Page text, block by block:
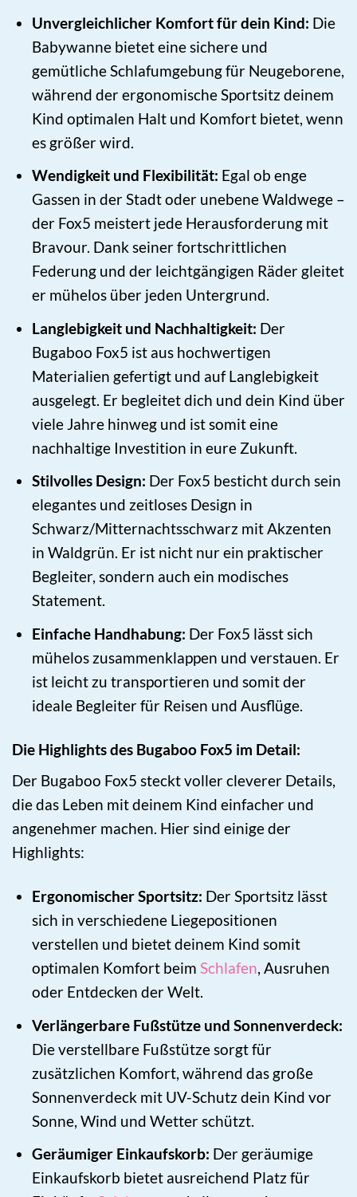
Unvergleichlicher Komfort für dein Kind: Die
Babywanne bietet eine sichere und
gemütliche Schlafumgebung für Neugeborene,
während der ergonomische Sportsitz deinem
Kind optimalen Halt und Komfort bietet, wenn
es größer wird.
Wendigkeit und Flexibilität: Egal ob enge
Gassen in der Stadt oder unebene Waldwege –
der Fox5 meistert jede Herausforderung mit
Bravour. Dank seiner fortschrittlichen
Federung und der leichtgängigen Räder gleitet
er mühelos über jeden Untergrund.
Langlebigkeit und Nachhaltigkeit: Der
Bugaboo Fox5 ist aus hochwertigen
Materialien gefertigt und auf Langlebigkeit
ausgelegt. Er begleitet dich und dein Kind über
viele Jahre hinweg und ist somit eine
nachhaltige Investition in eure Zukunft.
Stilvolles Design: Der Fox5 besticht durch sein
elegantes und zeitloses Design in
Schwarz/Mitternachtsschwarz mit Akzenten
in Waldgrün. Er ist nicht nur ein praktischer
Begleiter, sondern auch ein modisches
Statement.
Einfache Handhabung: Der Fox5 lässt sich
mühelos zusammenklappen und verstauen. Er
ist leicht zu transportieren und somit der
ideale Begleiter für Reisen und Ausflüge.
Die Highlights des Bugaboo Fox5 im Detail:
Der Bugaboo Fox5 steckt voller cleverer Details,
die das Leben mit deinem Kind einfacher und
angenehmer machen. Hier sind einige der
Highlights:
Ergonomischer Sportsitz: Der Sportsitz lässt
sich in verschiedene Liegepositionen
verstellen und bietet deinem Kind somit
optimalen Komfort beim Schlafen, Ausruhen
oder Entdecken der Welt.
Verlängerbare Fußstütze und Sonnenverdeck:
Die verstellbare Fußstütze sorgt für
zusätzlichen Komfort, während das große
Sonnenverdeck mit UV-Schutz dein Kind vor
Sonne, Wind und Wetter schützt.
Geräumiger Einkaufskorb: Der geräumige
Einkaufskorb bietet ausreichend Platz für